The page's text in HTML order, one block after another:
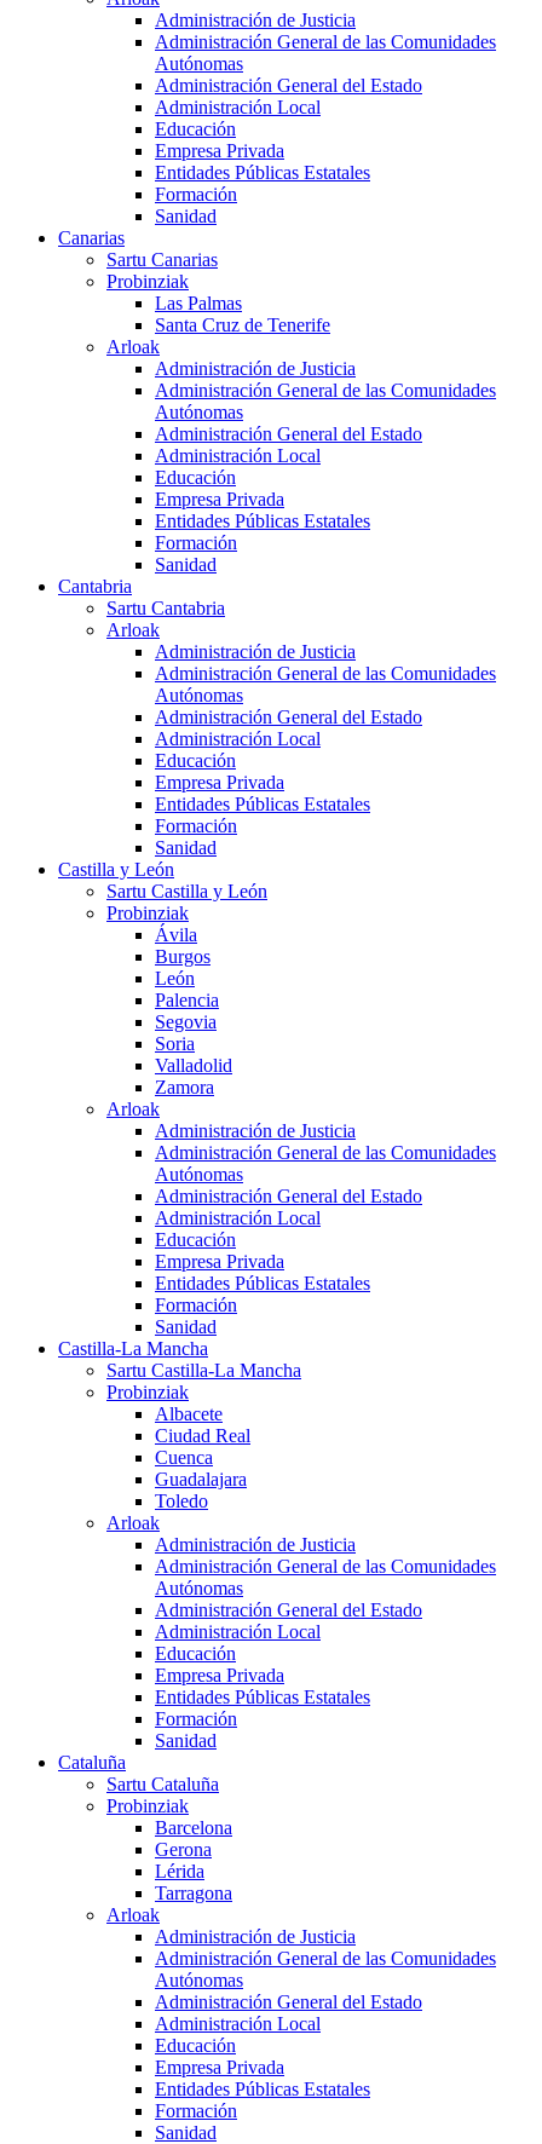
Administración de Justicia
Administración General de las Comunidades
Autónomas
Administración General del Estado
Administración Local
Educación
Empresa Privada
Entidades Públicas Estatales
Formación
Sanidad
Canarias
Sartu Canarias
Probinziak
Las Palmas
Santa Cruz de Tenerife
Arloak
Administración de Justicia
Administración General de las Comunidades
Autónomas
Administración General del Estado
Administración Local
Educación
Empresa Privada
Entidades Públicas Estatales
Formación
Sanidad
Cantabria
Sartu Cantabria
Arloak
Administración de Justicia
Administración General de las Comunidades
Autónomas
Administración General del Estado
Administración Local
Educación
Empresa Privada
Entidades Públicas Estatales
Formación
Sanidad
Castilla y León
Sartu Castilla y León
Probinziak
Ávila
Burgos
León
Palencia
Segovia
Soria
Valladolid
Zamora
Arloak
Administración de Justicia
Administración General de las Comunidades
Autónomas
Administración General del Estado
Administración Local
Educación
Empresa Privada
Entidades Públicas Estatales
Formación
Sanidad
Castilla-La Mancha
Sartu Castilla-La Mancha
Probinziak
Albacete
Ciudad Real
Cuenca
Guadalajara
Toledo
Arloak
Administración de Justicia
Administración General de las Comunidades
Autónomas
Administración General del Estado
Administración Local
Educación
Empresa Privada
Entidades Públicas Estatales
Formación
Sanidad
Cataluña
Sartu Cataluña
Probinziak
Barcelona
Gerona
Lérida
Tarragona
Arloak
Administración de Justicia
Administración General de las Comunidades
Autónomas
Administración General del Estado
Administración Local
Educación
Empresa Privada
Entidades Públicas Estatales
Formación
Sanidad